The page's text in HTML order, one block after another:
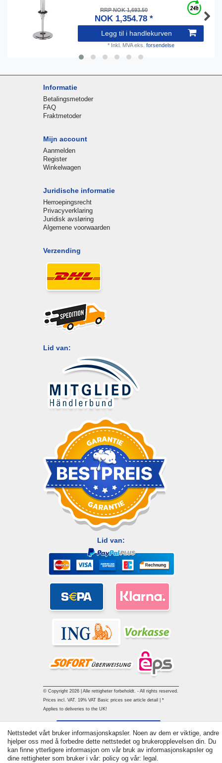
RRP NOK 1,693.50
NOK 1,354.78 *
Legg til i handlekurven
* Inkl. MVAeks. forsendelse
Informatie
Betalingsmetoder
FAQ
Fraktmetoder
Mijn account
Aanmelden
Register
Winkelwagen
Juridische informatie
Herroepingsrecht
Privacyverklaring
Juridisk avsløring
Algemene voorwaarden
Verzending
Lid van:
Lid van:
© Copyright 2026 | Alle rettigheter forbeholdt. - All rights reserved.
Prices incl. VAT. 19% VAT Basic prices see article detail | *
Applies to deliveries to the UK!
Nettstedet vårt bruker informasjonskapsler. Noen av dem er viktige, andre
hjelper oss med å forbedre dette nettstedet og brukeropplevelsen din. Du
kan finne ytterligere informasjon om vår bruk av informasjonskapsler og
dine rettigheter som bruker i vår: policy og vår: legal.
Ta kontakt med